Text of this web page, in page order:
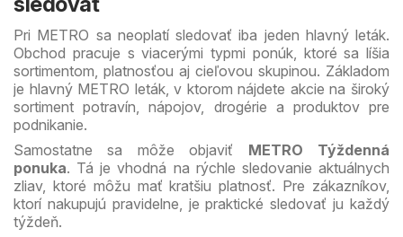
Pri METRO sa neoplatí sledovať iba jeden hlavný leták.
Obchod pracuje s viacerými typmi ponúk, ktoré sa líšia
sortimentom, platnosťou aj cieľovou skupinou. Základom
je hlavný METRO leták, v ktorom nájdete akcie na široký
sortiment potravín, nápojov, drogérie a produktov pre
podnikanie.
Samostatne sa môže objaviť METRO Týždenná
ponuka. Tá je vhodná na rýchle sledovanie aktuálnych
zliav, ktoré môžu mať kratšiu platnosť. Pre zákazníkov,
ktorí nakupujú pravidelne, je praktické sledovať ju každý
týždeň.